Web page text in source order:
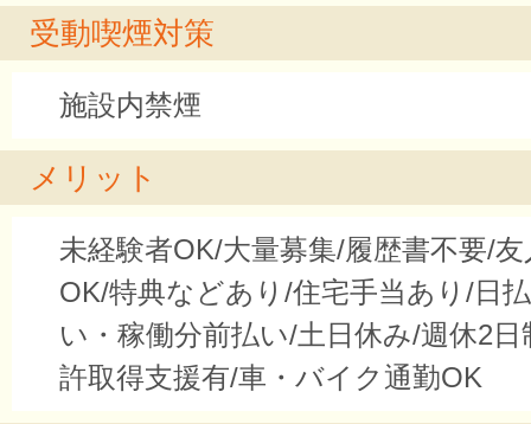
受動喫煙対策
施設内禁煙
メリット
未経験者OK/大量募集/履歴書不要/
OK/特典などあり/住宅手当あり/日
い・稼働分前払い/土日休み/週休2日
許取得支援有/車・バイク通勤OK